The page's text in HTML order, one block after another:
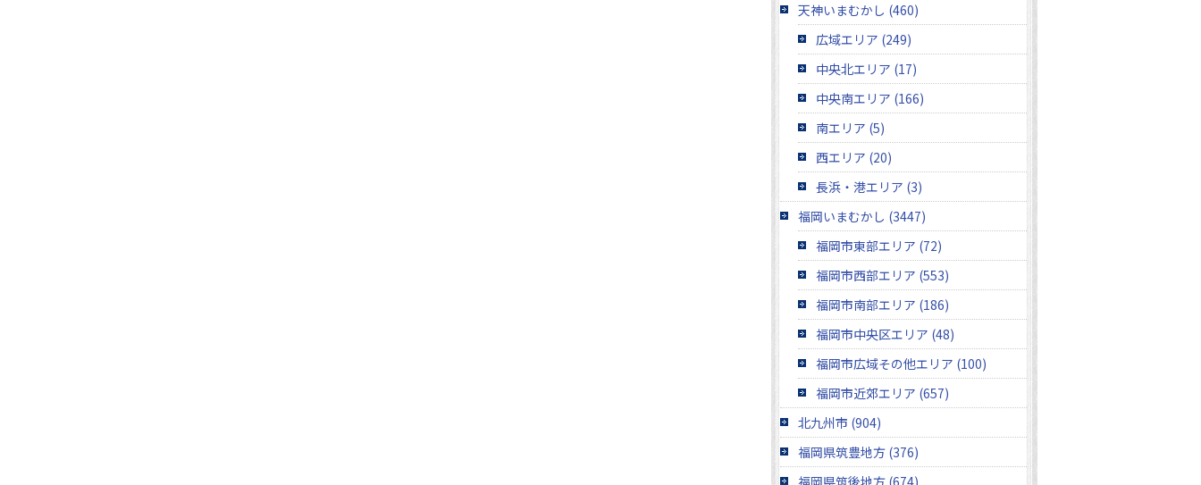
天神いまむかし (460)
広域エリア (249)
中央北エリア (17)
中央南エリア (166)
南エリア (5)
西エリア (20)
長浜・港エリア (3)
福岡いまむかし (3447)
福岡市東部エリア (72)
福岡市西部エリア (553)
福岡市南部エリア (186)
福岡市中央区エリア (48)
福岡市広域その他エリア (100)
福岡市近郊エリア (657)
北九州市 (904)
福岡県筑豊地方 (376)